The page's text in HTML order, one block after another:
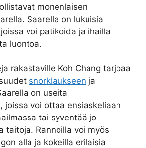
monenlaisen
Saarella on lukuisia
voi patikoida ja ihailla
luontoa.
rakastaville Koh Chang tarjoaa
snorklaukseen ja
on useita
joissa voi ottaa ensiaskeliaan
tai syventää jo
taitoja. Rannoilla voi myös
alla ja kokeilla erilaisia